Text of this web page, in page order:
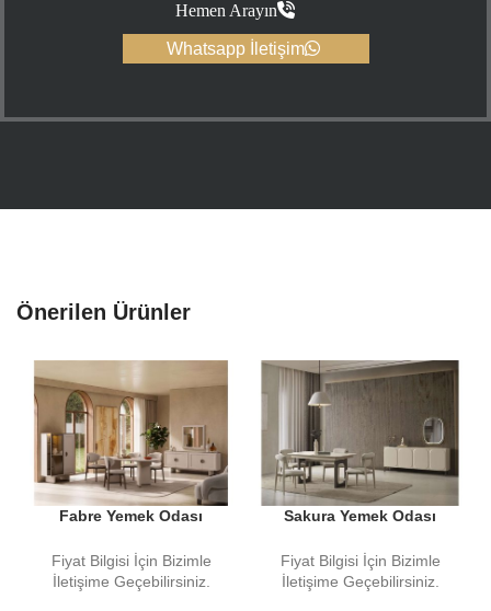
Hemen Arayın
Whatsapp İletişim
Önerilen Ürünler
Fabre Yemek Odası
Fiyat Bilgisi İçin Bizimle
İletişime Geçebilirsiniz.
Sakura Yemek Odası
Fiyat Bilgisi İçin Bizimle
İletişime Geçebilirsiniz.